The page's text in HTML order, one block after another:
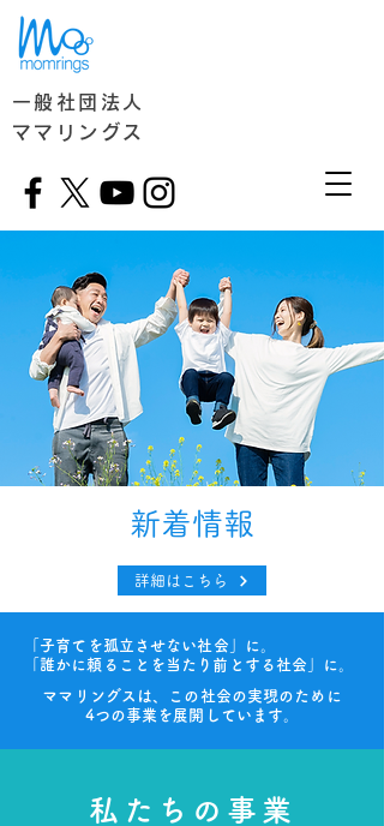
一般社団法人
ママリングス
​新着情報
詳細はこちら
「子育てを孤立させない社会」に。
​「誰かに頼ることを当たり前とする社会」に。
ママリングスは、この社会の実現のために
​4つの事業を展開しています。
私たちの事業